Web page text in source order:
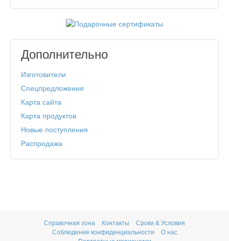
Дополнительно
Изготовители
Спецпредложения
Карта сайта
Карта продуктов
Новые поступления
Распродажа
Справочная зона Контакты
Сроки & Условия
Соблюдение конфиденциальности
О нас